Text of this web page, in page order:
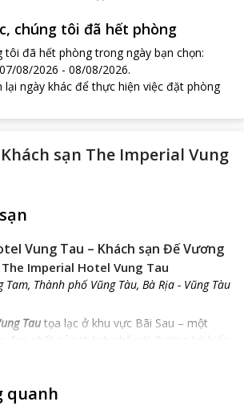
chúng tôi đã hết phòng
tôi đã hết phòng trong ngày bạn chọn:
07/08/2026 - 08/08/2026.
lại ngày khác để thực hiện việc đặt phòng
Khách sạn The Imperial Vung
Vung Tau – Khách sạn Đế Vương
Imperial Hotel Vung Tau
Tam, Thành phố Vũng Tàu, Bà Rịa - Vũng Tàu
Tau tọa lạc ở khu vực Bãi Sau – một
đẹp nhất của thành phố với đường bờ biển
sân bay quốc tế Tân Sơn Nhất khoảng
1,2km. Từ khách sạn, du khách có
thăm quan nổi tiếng của Vũng Tàu như:
quanh